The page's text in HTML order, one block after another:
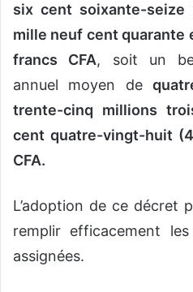
six cent soixante-
mille neuf cent quarante
francs CFA, soit un
annuel moyen de
trente-cinq millions
cent quatre-vingt-huit
CFA.
L’adoption de ce décret
remplir efficacement
assignées.